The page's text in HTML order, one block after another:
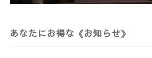
あなたにお得な《お知らせ》